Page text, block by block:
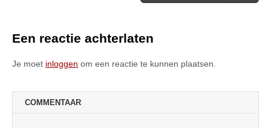
Een reactie achterlaten
Je moet inloggen om een reactie te kunnen plaatsen.
COMMENTAAR